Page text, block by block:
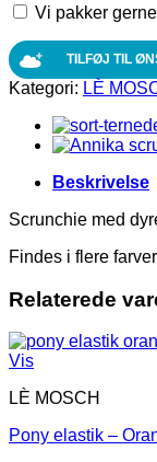
rød
LÈ
MOSCH
antal
Vi pakker
TILFØJ TIL
Kategori: LÈ
Beskrivelse
Scrunchie med
Findes i flere
Relaterede
Vis
LÈ MOSCH
Pony elastik –